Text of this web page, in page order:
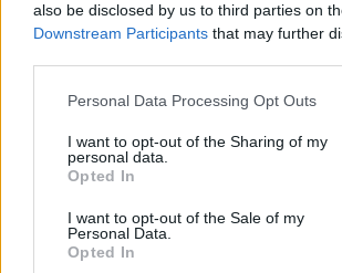
also be disclosed by us to third parties on
Downstream Participants that may further
Please note that this website/app uses one
not limited to your visit or usage behaviour.
grant or deny consent to Google and its
use your data for below specified purposes
consent section.
Personal Data Processing Opt Outs
I want to opt-out of the Sharing of my
personal data.
Opted In
I want to opt-out of the Sale of my
Personal Data.
Opted In
ΠΕΝΥ
11/03/2026
Από την
ευρωπαϊκό
ιστορία